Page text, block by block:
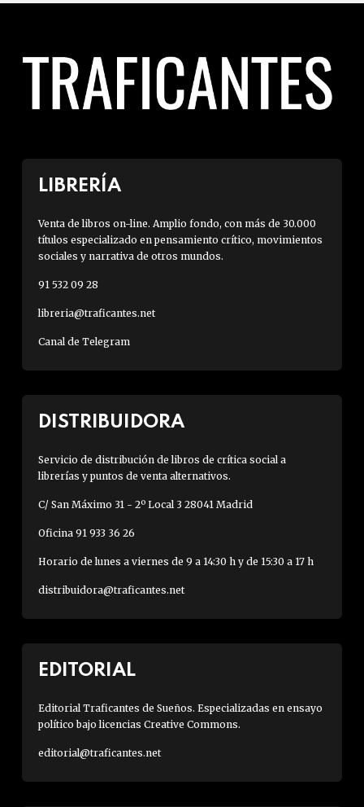
LIBRERÍA
Venta de libros on-line. Amplio fondo, con más de 30.000
títulos especializado en pensamiento crítico, movimientos
sociales y narrativa de otros mundos.
91 532 09 28
libreria@traficantes.net
Canal de Telegram
DISTRIBUIDORA
Servicio de distribución de libros de crítica social a
librerías y puntos de venta alternativos.
C/ San Máximo 31 - 2º Local 3 28041 Madrid
Oficina 91 933 36 26
Horario de lunes a viernes de 9 a 14:30 h y de 15:30 a 17 h
distribuidora@traficantes.net
EDITORIAL
Editorial Traficantes de Sueños. Especializadas en ensayo
político bajo licencias Creative Commons.
editorial@traficantes.net